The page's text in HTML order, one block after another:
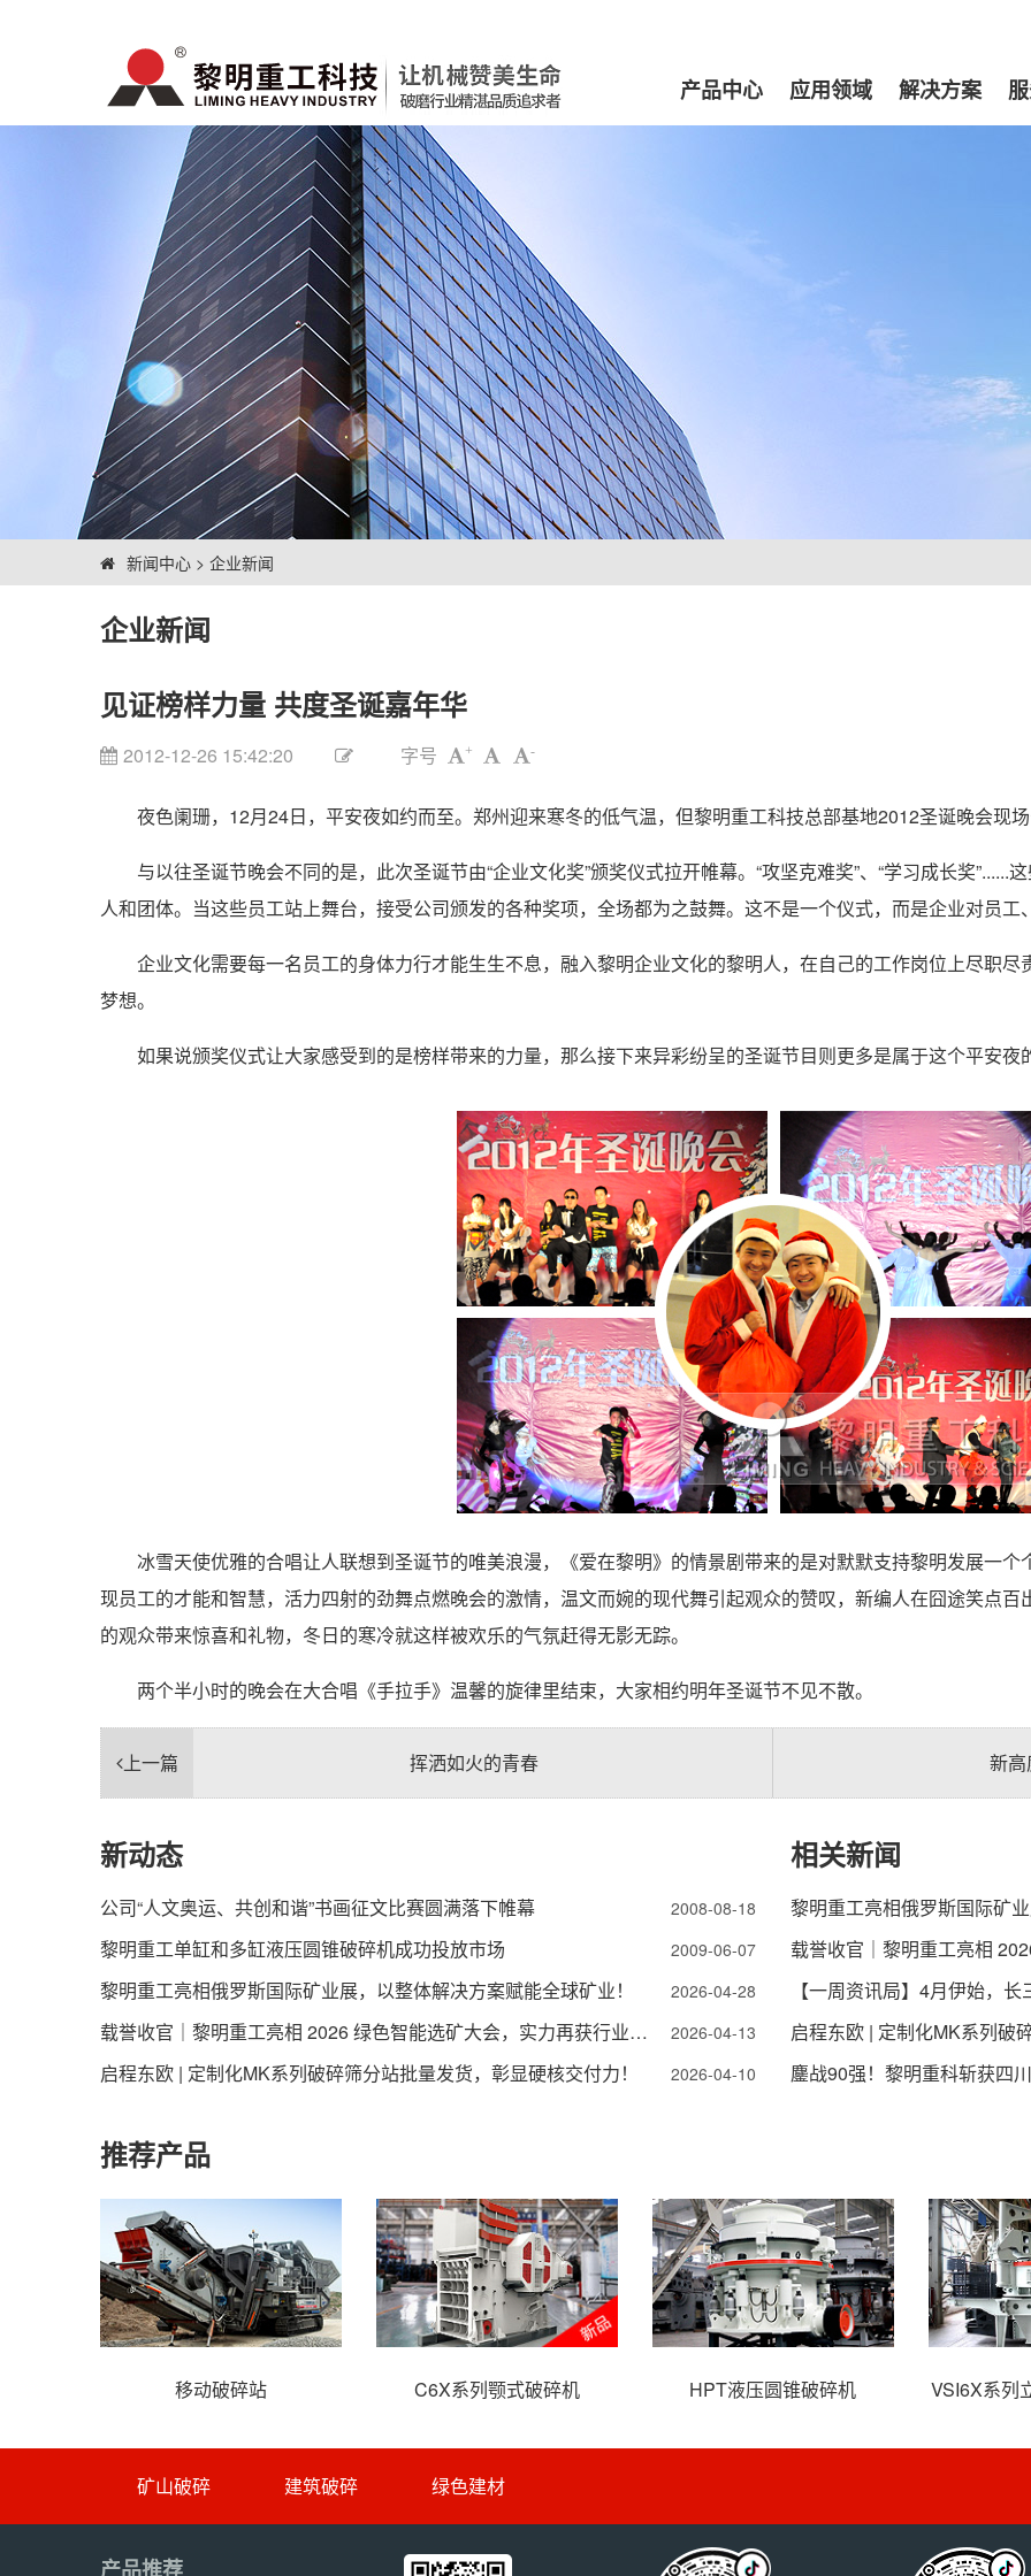
产品中心 应用领域 解决方案
新闻中心 > 企业新闻
企业新闻
见证榜样力量 共度圣诞嘉年华
2012-12-26 15:42:20 字号 + -
夜色阑珊，12月24日，平安夜如约而至。郑州迎来寒冬的低气温，但黎明重工科技总部基地2012圣诞晚会现
与以往圣诞节晚会不同的是，此次圣诞节由“企业文化奖”颁奖仪式拉开帷幕。“攻坚克难奖”、“学习成长奖”......
人和团体。当这些员工站上舞台，接受公司颁发的各种奖项，全场都为之鼓舞。这不是一个仪式，而是企业对员
企业文化需要每一名员工的身体力行才能生生不息，融入黎明企业文化的黎明人，在自己的工作岗位上尽职尽
梦想。
如果说颁奖仪式让大家感受到的是榜样带来的力量，那么接下来异彩纷呈的圣诞节目则更多是属于这个平安夜
冰雪天使优雅的合唱让人联想到圣诞节的唯美浪漫，《爱在黎明》的情景剧带来的是对默默支持黎明发展一个
现员工的才能和智慧，活力四射的劲舞点燃晚会的激情，温文而婉的现代舞引起观众的赞叹，新编人在囧途笑点
的观众带来惊喜和礼物，冬日的寒冷就这样被欢乐的气氛赶得无影无踪。
两个半小时的晚会在大合唱《手拉手》温馨的旋律里结束，大家相约明年圣诞节不见不散。
上一篇 挥洒如火的青春 新
新动态
2008-08-18
公司“人文奥运、共创和谐”书画征文比赛圆满落下帷幕
2009-06-07
黎明重工单缸和多缸液压圆锥破碎机成功投放市场
2026-04-28
黎明重工亮相俄罗斯国际矿业展，以整体解决方案赋能全球矿业！
2026-04-13
载誉收官｜黎明重工亮相 2026 绿色智能选矿大会，实力再获行业认可！
2026-04-10
启程东欧 | 定制化MK系列破碎筛分站批量发货，彰显硬核交付力！
相关新闻
黎明重工亮相俄罗斯国际矿
【一周资讯局】4月伊始，
启程东欧 | 定制化MK系列破
鏖战90强！黎明重科斩获四
推荐产品
移动破碎站 C6X系列颚式破碎机 HPT液压圆锥破碎机 VSI6X系列
矿山破碎 建筑破碎 绿色建材
产品推荐